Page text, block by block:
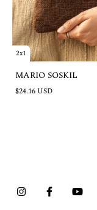
2x1
MARIO SOSKIL
$24.16 USD